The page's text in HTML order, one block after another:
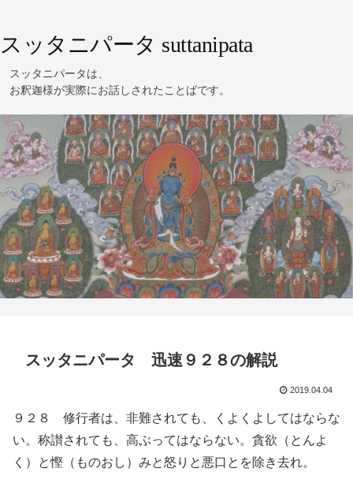
スッタニパータ suttanipata
スッタニパータ 迅速９２８の解説
2019.04.04
９２８ 修行者は、非難されても、くよくよしてはならな
い。称讃されても、高ぶってはならない。貪欲（とんよ
く）と慳（ものおし）みと怒りと悪口とを除き去れ。